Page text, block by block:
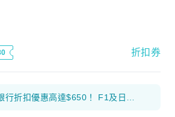
折扣券